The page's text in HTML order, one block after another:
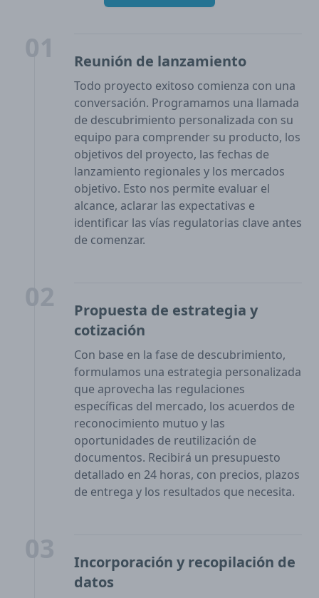
Reunión de lanzamiento
Todo proyecto exitoso comienza con una
conversación. Programamos una llamada
de descubrimiento personalizada con su
equipo para comprender su producto, los
objetivos del proyecto, las fechas de
lanzamiento regionales y los mercados
objetivo. Esto nos permite evaluar el
alcance, aclarar las expectativas e
identificar las vías regulatorias clave antes
de comenzar.
Propuesta de estrategia y
cotización
Con base en la fase de descubrimiento,
formulamos una estrategia personalizada
que aprovecha las regulaciones
específicas del mercado, los acuerdos de
reconocimiento mutuo y las
oportunidades de reutilización de
documentos. Recibirá un presupuesto
detallado en 24 horas, con precios, plazos
de entrega y los resultados que necesita.
Incorporación y recopilación de
datos